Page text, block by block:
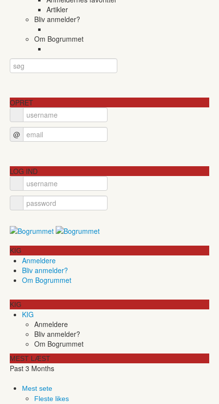
Artikler
Bliv anmelder?
Om Bogrummet
OPRET
@
LOG IND
KIG
Anmeldere
Bliv anmelder?
Om Bogrummet
KIG
KIG
Anmeldere
Bliv anmelder?
Om Bogrummet
MEST LÆST
Past 3 Months
Mest sete
Fleste likes